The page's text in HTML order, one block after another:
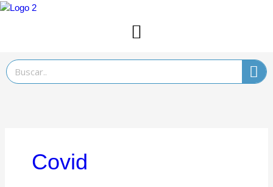
Ir
Search
Covid